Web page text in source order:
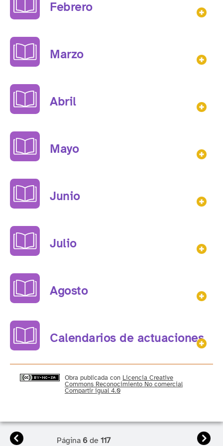
Febrero
Marzo
Abril
Mayo
Junio
Julio
Agosto
Calendarios de actuaciones
Obra publicada con Licencia Creative
Commons Reconocimiento No comercial
Compartir igual 4.0
Anterior Página 6 de 117